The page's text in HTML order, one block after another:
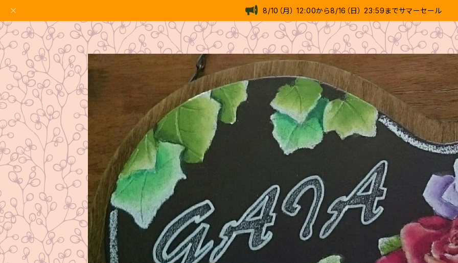
8/10（月） 12:00から8/16（日） 23:59までサマーセール